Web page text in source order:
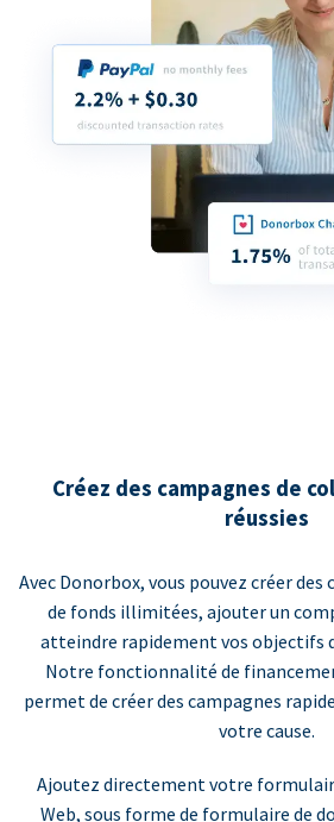
Créez des campagnes de
réussies
Avec Donorbox, vous pouvez créer
de fonds illimitées, ajouter un
atteindre rapidement vos objectifs
Notre fonctionnalité de
permet de créer des campagnes
votre cause.
Ajoutez directement votre
Web, sous forme de formulaire de